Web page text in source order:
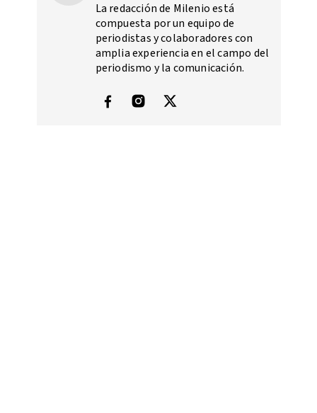
La redacción de Milenio está
compuesta por un equipo de
periodistas y colaboradores con
amplia experiencia en el campo del
periodismo y la comunicación.